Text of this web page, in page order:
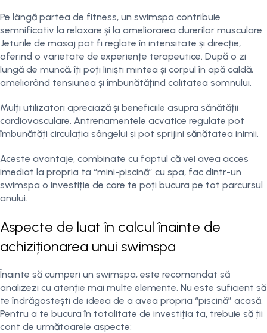
Pe lângă partea de fitness, un swimspa contribuie
semnificativ la relaxare și la ameliorarea durerilor musculare.
Jeturile de masaj pot fi reglate în intensitate și direcție,
oferind o varietate de experiențe terapeutice. După o zi
lungă de muncă, îți poți liniști mintea și corpul în apă caldă,
ameliorând tensiunea și îmbunătățind calitatea somnului.
Mulți utilizatori apreciază și beneficiile asupra sănătății
cardiovasculare. Antrenamentele acvatice regulate pot
îmbunătăți circulația sângelui și pot sprijini sănătatea inimii.
Aceste avantaje, combinate cu faptul că vei avea acces
imediat la propria ta “mini-piscină” cu spa, fac dintr-un
swimspa o investiție de care te poți bucura pe tot parcursul
anului.
Aspecte de luat în calcul înainte de
achiziționarea unui swimspa
Înainte să cumperi un swimspa, este recomandat să
analizezi cu atenție mai multe elemente. Nu este suficient să
te îndrăgostești de ideea de a avea propria “piscină” acasă.
Pentru a te bucura în totalitate de investiția ta, trebuie să ții
cont de următoarele aspecte: